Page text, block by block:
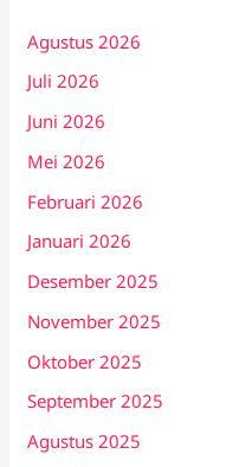
Agustus 2026
Juli 2026
Juni 2026
Mei 2026
Februari 2026
Januari 2026
Desember 2025
November 2025
Oktober 2025
September 2025
Agustus 2025